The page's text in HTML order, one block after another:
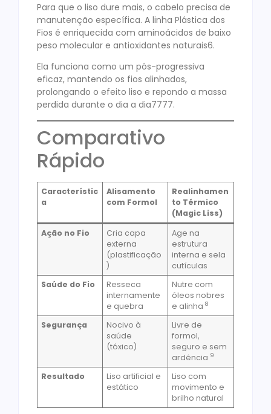
Para que o liso dure mais, o cabelo precisa de
manutenção específica. A linha Plástica dos
Fios é enriquecida com aminoácidos de baixo
peso molecular e antioxidantes naturais6.
Ela funciona como um pós-progressiva
eficaz, mantendo os fios alinhados,
prolongando o efeito liso e repondo a massa
perdida durante o dia a dia7777.
Comparativo
Rápido
Característic
a
Alisamento
com Formol
Realinhamen
to Térmico
(Magic Liss)
Ação no Fio
Cria capa
externa
(plastificação
)
Age na
estrutura
interna e sela
cutículas
Saúde do Fio
Resseca
internamente
e quebra
Nutre com
óleos nobres
e alinha8
Segurança
Nocivo à
saúde
(tóxico)
Livre de
formol,
seguro e sem
ardência 9
Resultado
Liso artificial e
estático
Liso com
movimento e
brilho natural